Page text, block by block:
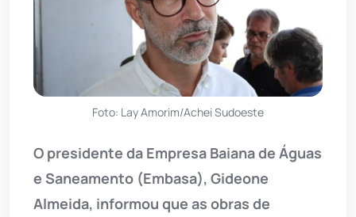
Foto: Lay Amorim/Achei Sudoeste
O presidente da Empresa Baiana de Águas
e Saneamento (Embasa), Gideone
Almeida, informou que as obras de